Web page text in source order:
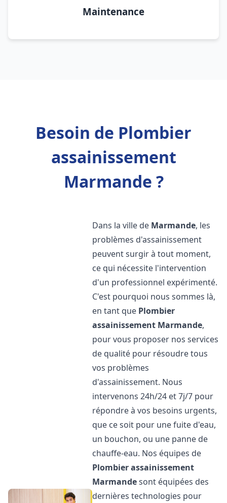
Maintenance
Besoin de Plombier
assainissement
Marmande ?
Dans la ville de Marmande, les
problèmes d'assainissement
peuvent surgir à tout moment,
ce qui nécessite l'intervention
d'un professionnel expérimenté.
C'est pourquoi nous sommes là,
en tant que Plombier
assainissement Marmande,
pour vous proposer nos services
de qualité pour résoudre tous
vos problèmes
d'assainissement. Nous
intervenons 24h/24 et 7j/7 pour
répondre à vos besoins urgents,
que ce soit pour une fuite d'eau,
un bouchon, ou une panne de
chauffe-eau. Nos équipes de
Plombier assainissement
Marmandesont équipées des
dernières technologies pour